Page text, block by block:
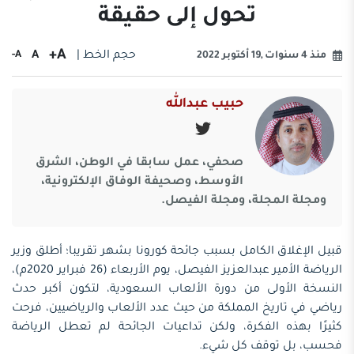
تحول إلى حقيقة
منذ 4 سنوات ,19 أكتوبر 2022 حجم الخط | A+
A
A-
حبيب عبدالله
صحفي، عمل سابقا في الوطن، الشرق
الأوسط، وصحيفة الوفاق الإلكترونية،
ومجلة المجلة، ومجلة الفيصل.
قبيل الإغلاق الكامل بسبب جائحة كورونا بشهر تقريبا؛ أطلق وزير
الرياضة الأمير عبدالعزيز الفيصل، يوم الأربعاء (26 فبراير 2020م)،
النسخة الأولى من دورة الألعاب السعودية، لتكون أكبر حدث
رياضي في تاريخ المملكة من حيث عدد الألعاب والرياضيين، فرحت
كثيرًا بهذه الفكرة، ولكن تداعيات الجائحة لم تعطل الرياضة
فحسب، بل توقف كل شيء.